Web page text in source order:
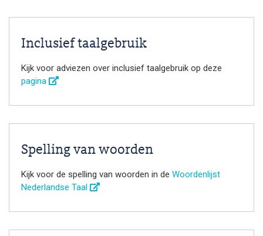
Inclusief taalgebruik
Kijk voor adviezen over inclusief taalgebruik op deze
pagina
Spelling van woorden
Kijk voor de spelling van woorden in de Woordenlijst
Nederlandse Taal